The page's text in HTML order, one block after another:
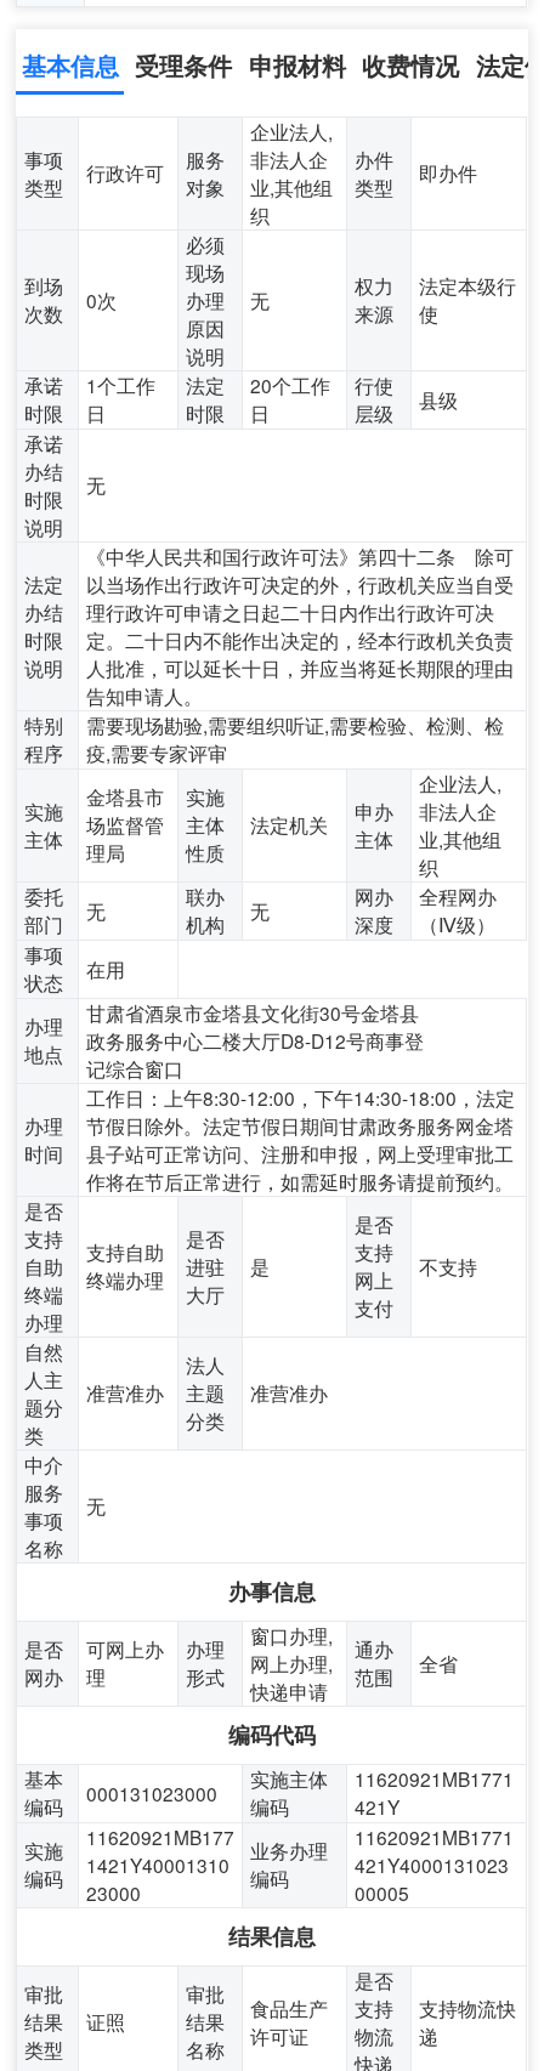
基本信息 受理条件 申报材料 收费情况 法定
事项
类型
行政许可
服务
对象
企业法人,
非法人企
业,其他组
织
办件
类型
即办件
到场
次数
0次
必须
现场
办理
原因
说明
无
权力
来源
法定本级行
使
承诺
时限
1个工作
日
法定
时限
20个工作
日
行使
层级
县级
承诺
办结
时限
说明
无
法定
办结
时限
说明
《中华人民共和国行政许可法》第四十二条 除可
以当场作出行政许可决定的外，行政机关应当自受
理行政许可申请之日起二十日内作出行政许可决
定。二十日内不能作出决定的，经本行政机关负责
人批准，可以延长十日，并应当将延长期限的理由
告知申请人。
特别
程序
需要现场勘验,需要组织听证,需要检验、检测、检
疫,需要专家评审
实施
主体
金塔县市
场监督管
理局
实施
主体
性质
法定机关
申办
主体
企业法人,
非法人企
业,其他组
织
委托
部门
无
联办
机构
无
网办
深度
全程网办
（Ⅳ级）
事项
状态
在用
办理
地点
甘肃省酒泉市金塔县文化街30号金塔县
政务服务中心二楼大厅D8-D12号商事登
记综合窗口
办理
时间
工作日：上午8:30-12:00，下午14:30-18:00，法定
节假日除外。法定节假日期间甘肃政务服务网金塔
县子站可正常访问、注册和申报，网上受理审批工
作将在节后正常进行，如需延时服务请提前预约。
是否
支持
自助
终端
办理
支持自助
终端办理
是否
进驻
大厅
是
是否
支持
网上
支付
不支持
自然
人主
题分
类
准营准办
法人
主题
分类
准营准办
中介
服务
事项
名称
无
办事信息
是否
网办
可网上办
理
办理
形式
窗口办理,
网上办理,
快递申请
通办
范围
全省
编码代码
基本
编码
000131023000
实施主体
编码
11620921MB1771
421Y
实施
编码
11620921MB177
1421Y40001310
23000
业务办理
编码
11620921MB1771
421Y4000131023
00005
结果信息
审批
结果
类型
证照
审批
结果
名称
食品生产
许可证
是否
支持
物流
快递
支持物流快
递